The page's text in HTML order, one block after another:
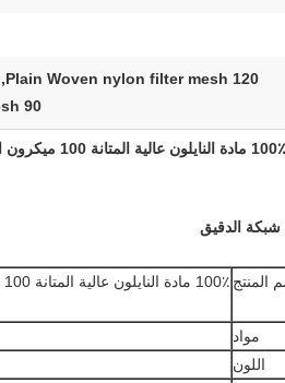
120 micron nylon filter mesh,90 micron nylon filter mesh,Plain Woven nylon filter mesh
90 micron nylon filter mesh
100٪ مادة النايلون عالية المتانة 100 ميكرون الغذاء الصف النايلون تصفية الدقيق شبكة
شبكة الدقيق
المنتج
مواد
اللون